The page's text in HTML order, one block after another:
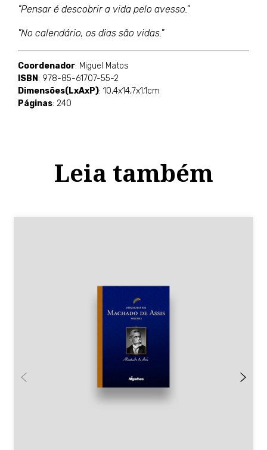
"Pensar é descobrir a vida pelo avesso."
"No calendário, os dias são vidas."
Coordenador: Miguel Matos
ISBN : 978-85-61707-55-2
Dimensões(LxAxP): 10,4x14,7x1,1cm
Páginas: 240
Leia também